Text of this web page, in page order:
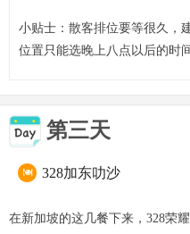
小贴士：散客排位要等很久，
位置只能选晚上八点以后的时
第三天
 328加东叻沙
在新加坡的这几餐下来，328荣